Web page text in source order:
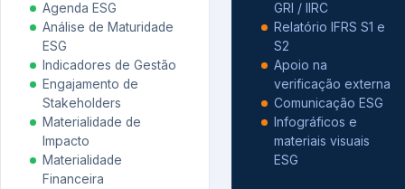
Agenda ESG
Análise de Maturidade
ESG
Indicadores de Gestão
Engajamento de
Stakeholders
Materialidade de
Impacto
Materialidade
Financeira
GRI / IIRC
Relatório IFRS S1 e
S2
Apoio na
verificação externa
Comunicação ESG
Infográficos e
materiais visuais
ESG